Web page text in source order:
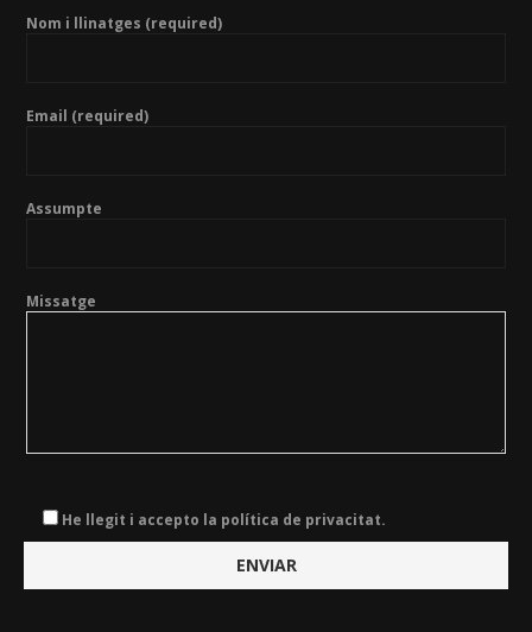
Nom i llinatges (required)
Email (required)
Assumpte
Missatge
He llegit i accepto la política de privacitat.